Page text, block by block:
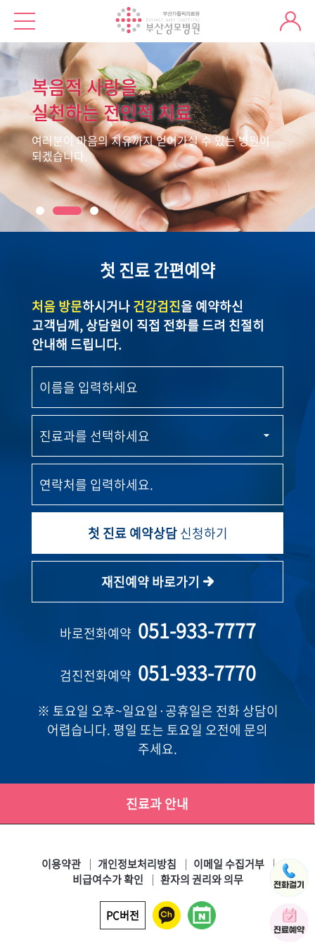
복음적 사랑을
실천하는 전인적 치료
여러분이 마음의 치유까지 얻어가실 수 있는 병원이
되겠습니다.
첫 진료 간편예약
처음 방문하시거나건강검진을 예약하신
고객님께, 상담원이 직접 전화를 드려 친절히
안내해 드립니다.
첫 진료 예약상담신청하기
재진예약 바로가기
바로전화예약 051-933-7777
검진전화예약 051-933-7770
※ 토요일 오후~일요일·공휴일은 전화 상담이
어렵습니다. 평일 또는 토요일 오전에 문의
주세요.
진료과 안내
이용약관 개인정보처리방침
이메일 수집거부
비급여수가 확인
환자의 권리와 의무
PC버전